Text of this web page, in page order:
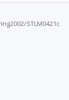
STLM0421c